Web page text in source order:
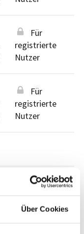
Über Cookies
Für
registrierte
Nutzer
Für
registrierte
Nutzer